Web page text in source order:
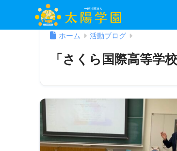
ホーム 活動ブログ
「さくら国際高等学